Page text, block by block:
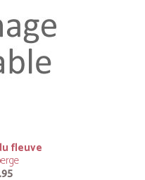
fleuve